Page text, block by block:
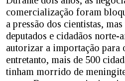
comercialização foram
a pressão dos cientistas,
deputados e cidadãos norte-
autorizar a importação para
entretanto, mais de 500
tinham morrido de